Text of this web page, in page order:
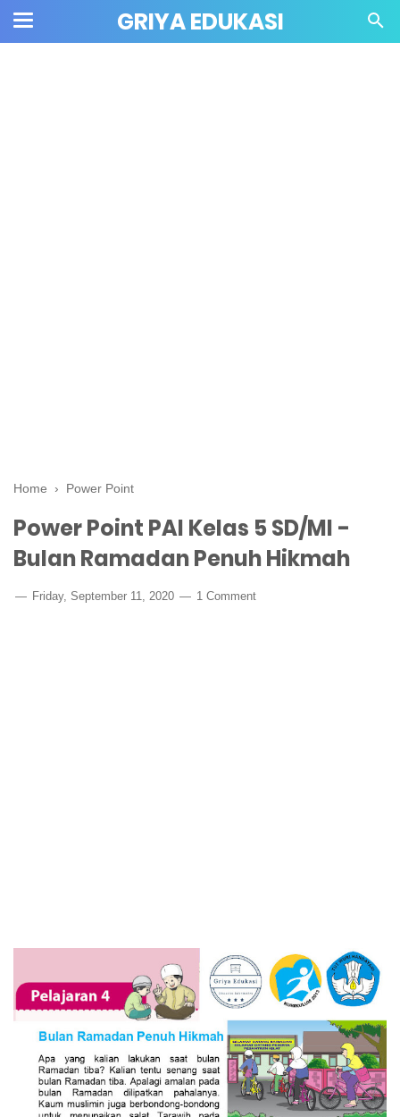
GRIYA EDUKASI
Home › Power Point
Power Point PAI Kelas 5 SD/MI -
Bulan Ramadan Penuh Hikmah
Friday, September 11, 2020 1 Comment